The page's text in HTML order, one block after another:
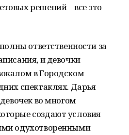
решений – все это
ответственности за
и девочки
в Городском
спектаклях. Дарья
во многом
создают условия
одухотворенными